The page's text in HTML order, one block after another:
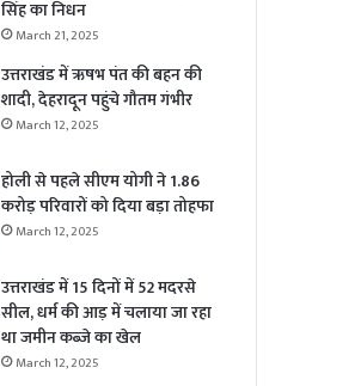
सिंह का निधन
March 21, 2025
उत्तराखंड में ऋषभ पंत की बहन की
शादी, देहरादून पहुंचे गौतम गंभीर
March 12, 2025
होली से पहले सीएम योगी ने 1.86
करोड़ परिवारों को दिया बड़ा तोहफा
March 12, 2025
उत्तराखंड में 15 दिनों में 52 मदरसे
सील, धर्म की आड़ में चलाया जा रहा
था जमीन कब्जे का खेल
March 12, 2025